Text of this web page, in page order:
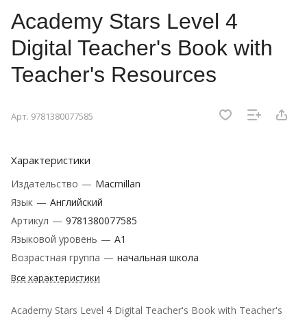
Academy Stars Level 4
Digital Teacher's Book with
Teacher's Resources
Арт. 9781380077585
Характеристики
Издательство — Macmillan
Язык — Английский
Артикул — 9781380077585
Языковой уровень — A1
Возрастная группа — начальная школа
Все характеристики
Academy Stars Level 4 Digital Teacher's Book with Teacher's